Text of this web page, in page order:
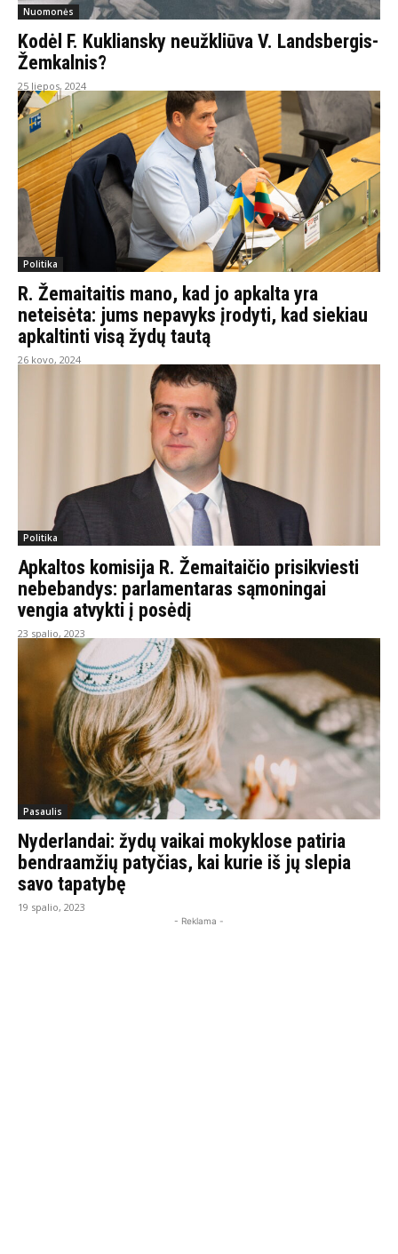
Nuomonės
Kodėl F. Kukliansky neužkliūva V. Landsbergis-
Žemkalnis?
25 liepos, 2024
Politika
R. Žemaitaitis mano, kad jo apkalta yra
neteisėta: jums nepavyks įrodyti, kad siekiau
apkaltinti visą žydų tautą
26 kovo, 2024
Politika
Apkaltos komisija R. Žemaitaičio prisikviesti
nebebandys: parlamentaras sąmoningai
vengia atvykti į posėdį
23 spalio, 2023
Pasaulis
Nyderlandai: žydų vaikai mokyklose patiria
bendraamžių patyčias, kai kurie iš jų slepia
savo tapatybę
19 spalio, 2023
- Reklama -